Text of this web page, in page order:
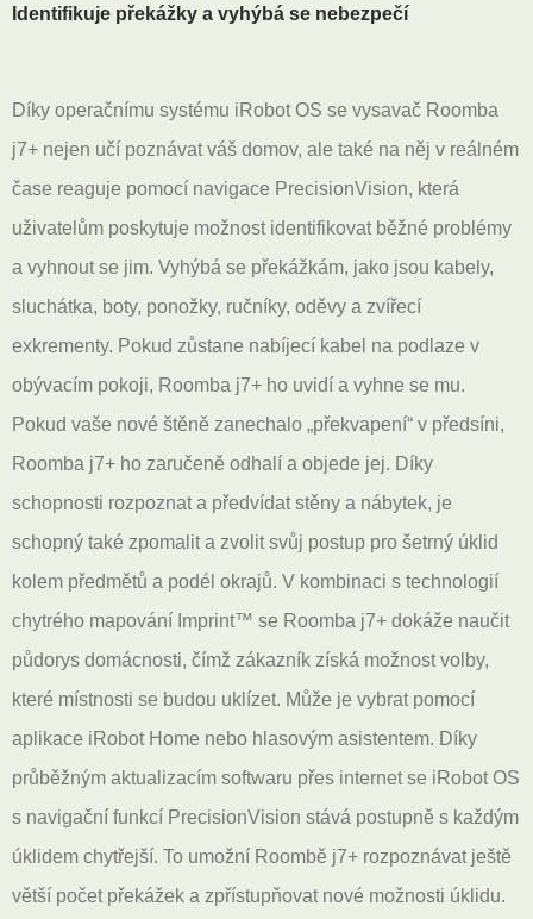
Identifikuje překážky a vyhýbá se nebezpečí
Díky operačnímu systému iRobot OS se vysavač Roomba
j7+ nejen učí poznávat váš domov, ale také na něj v reálném
čase reaguje pomocí navigace PrecisionVision, která
uživatelům poskytuje možnost identifikovat běžné problémy
a vyhnout se jim. Vyhýbá se překážkám, jako jsou kabely,
sluchátka, boty, ponožky, ručníky, oděvy a zvířecí
exkrementy. Pokud zůstane nabíjecí kabel na podlaze v
obývacím pokoji, Roomba j7+ ho uvidí a vyhne se mu.
Pokud vaše nové štěně zanechalo „překvapení“ v předsíni,
Roomba j7+ ho zaručeně odhalí a objede jej. Díky
schopnosti rozpoznat a předvídat stěny a nábytek, je
schopný také zpomalit a zvolit svůj postup pro šetrný úklid
kolem předmětů a podél okrajů. V kombinaci s technologií
chytrého mapování Imprint™ se Roomba j7+ dokáže naučit
půdorys domácnosti, čímž zákazník získá možnost volby,
které místnosti se budou uklízet. Může je vybrat pomocí
aplikace iRobot Home nebo hlasovým asistentem. Díky
průběžným aktualizacím softwaru přes internet se iRobot OS
s navigační funkcí PrecisionVision stává postupně s každým
úklidem chytřejší. To umožní Roombě j7+ rozpoznávat ještě
větší počet překážek a zpřístupňovat nové možnosti úklidu.